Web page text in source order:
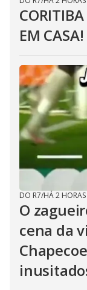
CORITIBA
EM CASA!
DO R7/HÁ 2 HORAS
O
cena da